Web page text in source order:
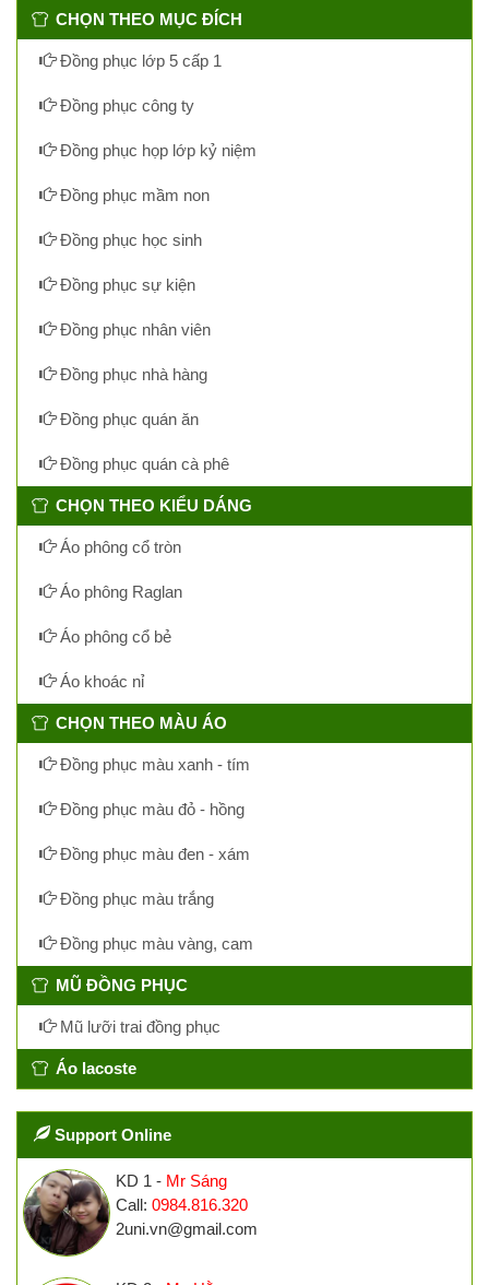
CHỌN THEO MỤC ĐÍCH
Đồng phục lớp 5 cấp 1
Đồng phục công ty
Đồng phục họp lớp kỷ niệm
Đồng phục mầm non
Đồng phục học sinh
Đồng phục sự kiện
Đồng phục nhân viên
Đồng phục nhà hàng
Đồng phục quán ăn
Đồng phục quán cà phê
CHỌN THEO KIỂU DÁNG
Áo phông cổ tròn
Áo phông Raglan
Áo phông cổ bẻ
Áo khoác nỉ
CHỌN THEO MÀU ÁO
Đồng phục màu xanh - tím
Đồng phục màu đỏ - hồng
Đồng phục màu đen - xám
Đồng phục màu trắng
Đồng phục màu vàng, cam
MŨ ĐỒNG PHỤC
Mũ lưỡi trai đồng phục
Áo lacoste
Support Online
KD 1 - Mr Sáng
Call: 0984.816.320
2uni.vn@gmail.com